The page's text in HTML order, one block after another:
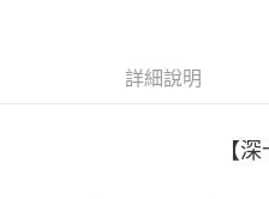
AFTEE先享後付
AFTEE先享後付是「在收到商品之
詳細說明
【深